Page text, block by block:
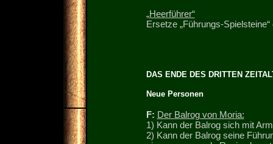
„Heerführer“
Ersetze „Führungs-
DAS ENDE DES DRITTEN
Neue Personen
F: Der Balrog von Moria:
1) Kann der Balrog sich mit
2) Kann der Balrog seine